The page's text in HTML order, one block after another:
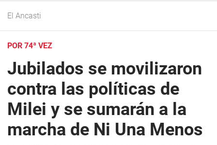
El Ancasti
POR 74ª VEZ
Jubilados se movilizaron
contra las políticas de
Milei y se sumarán a la
marcha de Ni Una Menos